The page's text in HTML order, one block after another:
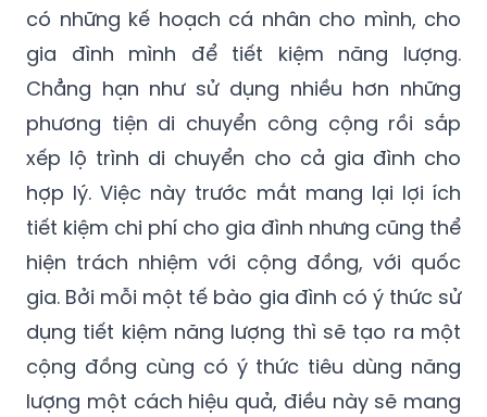
có những kế hoạch cá nhân cho mình, cho
gia đình mình để tiết kiệm năng lượng.
Chẳng hạn như sử dụng nhiều hơn những
phương tiện di chuyển công cộng rồi sắp
xếp lộ trình di chuyển cho cả gia đình cho
hợp lý. Việc này trước mắt mang lại lợi ích
tiết kiệm chi phí cho gia đình nhưng cũng thể
hiện trách nhiệm với cộng đồng, với quốc
gia. Bởi mỗi một tế bào gia đình có ý thức sử
dụng tiết kiệm năng lượng thì sẽ tạo ra một
cộng đồng cùng có ý thức tiêu dùng năng
lượng một cách hiệu quả, điều này sẽ mang